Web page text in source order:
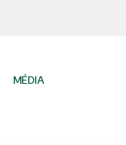
MÉDIA